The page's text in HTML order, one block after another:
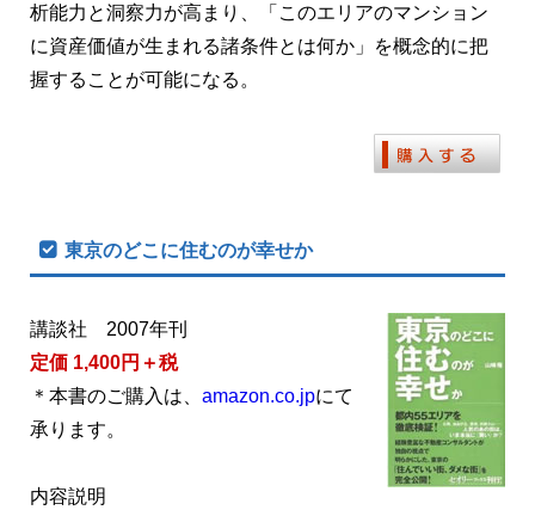
析能力と洞察力が高まり、「このエリアのマンション
に資産価値が生まれる諸条件とは何か」を概念的に把
握することが可能になる。
東京のどこに住むのが幸せか
講談社 2007年刊
定価 1,400円＋税
＊本書のご購入は、 amazon.co.jpにて
承ります。
内容説明